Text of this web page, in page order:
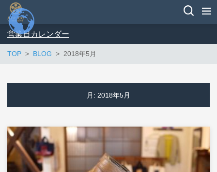
営業日カレンダー
TOP BLOG 2018年5月
月: 2018年5月